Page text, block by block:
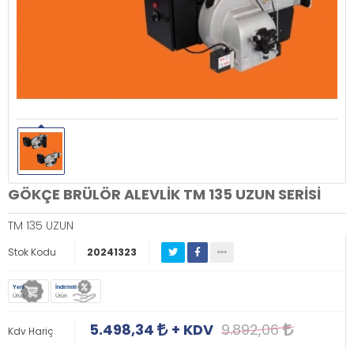
GÖKÇE BRÜLÖR ALEVLİK TM 135 UZUN SERİSİ
TM 135 UZUN
Stok Kodu 20241323
Yeni
Ürün
İndirimli
Ürün
Kdv Hariç 5.498,34 + KDV 9.892,06